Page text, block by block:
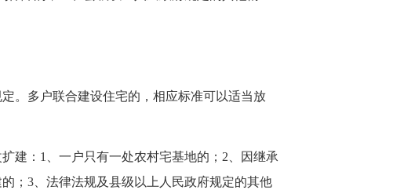
。多户联合建设住宅的，相应标准可以适当放
：1、一户只有一处农村宅基地的；2、因继承
；3、法律法规及县级以上人民政府规定的其他